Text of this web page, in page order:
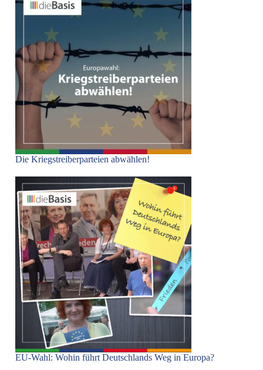
Die Kriegstreiberparteien abwählen!
EU-Wahl: Wohin führt Deutschlands Weg in Europa?